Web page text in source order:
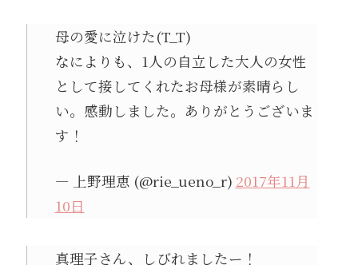
母の愛に泣けた(T_T)
なによりも、1人の自立した大人の女性
として接してくれたお母様が素晴らし
い。感動しました。ありがとうございま
す！
— 上野理恵 (@rie_ueno_r) 2017年11月
10日
真理子さん、しびれましたー！